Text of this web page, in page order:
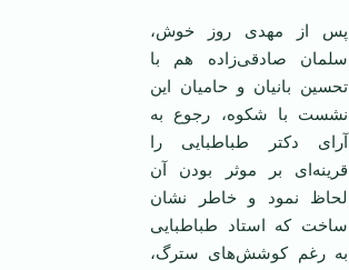
پس از مهدی روز خوش،
سلمان صادقی‌زاده هم با
تحسین بانیان و حامیان این
نشست با شکوه، رجوع به
آرای دکتر طباطبایی را
قرینه‌ای بر موثر بودن آن
لحاظ نمود و خاطر نشان
ساخت که استاد طباطبایی
به رغم کوشش‌های سترگ،